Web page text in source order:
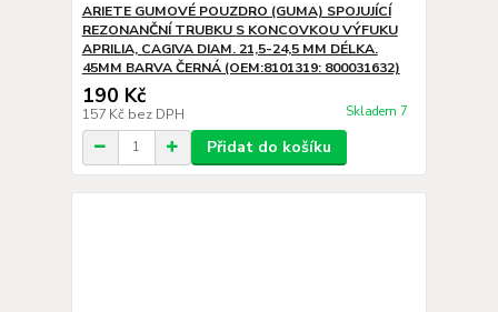
ARIETE GUMOVÉ POUZDRO (GUMA) SPOJUJÍCÍ
REZONANČNÍ TRUBKU S KONCOVKOU VÝFUKU
APRILIA, CAGIVA DIAM. 21,5-24,5 MM DÉLKA.
45MM BARVA ČERNÁ (OEM:8101319: 800031632)
190 Kč
157 Kč bez DPH Skladem 7
Přidat do košíku